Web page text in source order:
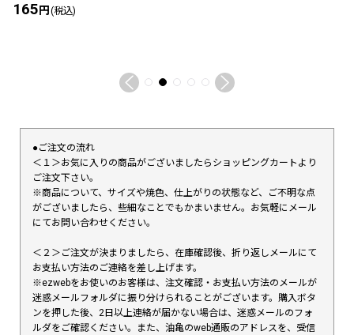
165円 (税込)
●ご注文の流れ
＜１＞お気に入りの商品がございましたらショッピングカートより
ご注文下さい。
※商品について、サイズや焼色、仕上がりの状態など、ご不明な点
がございましたら、些細なことでもかまいません。お気軽にメール
にてお問い合わせください。
＜２＞ご注文が決まりましたら、在庫確認後、折り返しメールにて
お支払い方法のご連絡を差し上げます。
※ezwebをお使いのお客様は、注文確認・お支払い方法のメールが
迷惑メールフォルダに振り分けられることがございます。購入ボタ
ンを押した後、2日以上連絡が届かない場合は、迷惑メールのフォ
ルダをご確認ください。また、油亀のweb通販のアドレスを、受信